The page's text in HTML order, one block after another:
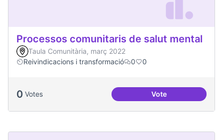
Processos comunitaris de salut mental
Taula Comunitària, març 2022
Reivindicacions i transformació
0 0
0 Votes VoteProcessos